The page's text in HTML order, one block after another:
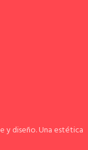
y diseño. Una estética